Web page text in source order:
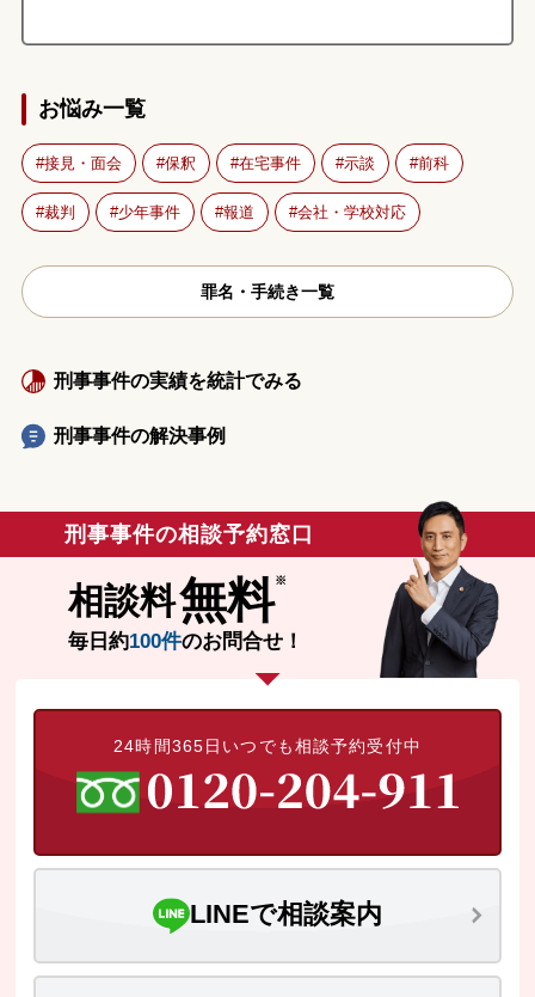
お悩み一覧
接見・面会 保釈 在宅事件 示談 前科
裁判 少年事件 報道 会社・学校対応
罪名・手続き一覧
刑事事件の実績を統計でみる
刑事事件の解決事例
刑事事件の相談予約窓口
相談料無料
毎日約100件のお問合せ！
24時間365日いつでも相談予約受付中
LINEで相談案内